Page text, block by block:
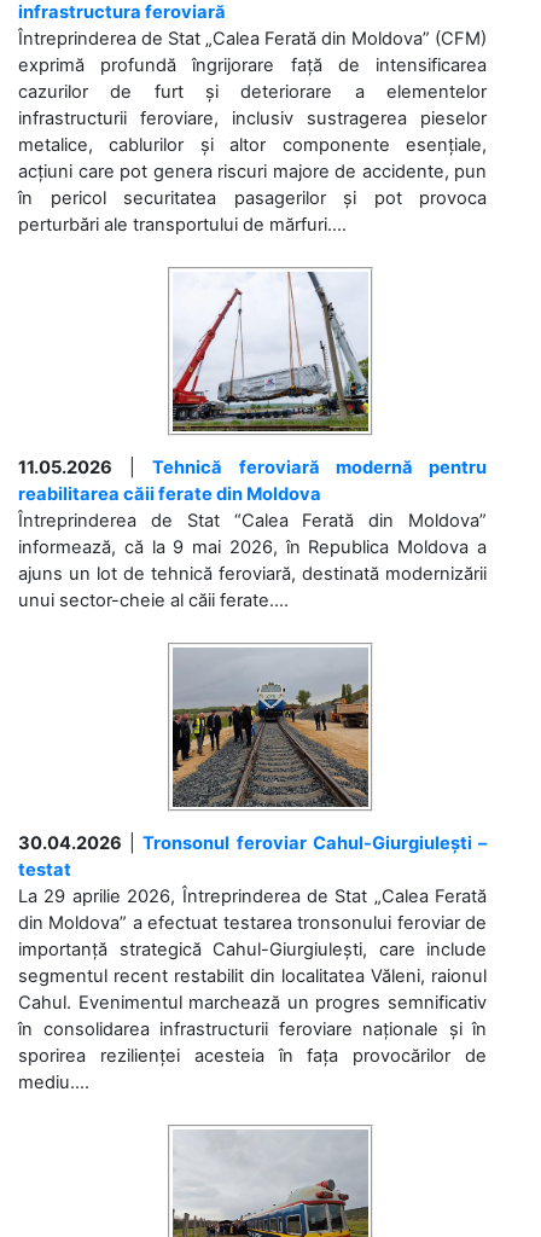
infrastructura feroviară
Întreprinderea de Stat „Calea Ferată din Moldova” (CFM)
exprimă profundă îngrijorare față de intensificarea
cazurilor de furt și deteriorare a elementelor
infrastructurii feroviare, inclusiv sustragerea pieselor
metalice, cablurilor și altor componente esențiale,
acțiuni care pot genera riscuri majore de accidente, pun
în pericol securitatea pasagerilor și pot provoca
perturbări ale transportului de mărfuri....
11.05.2026 |Tehnică feroviară modernă pentru
reabilitarea căii ferate din Moldova
Întreprinderea de Stat “Calea Ferată din Moldova”
informează, că la 9 mai 2026, în Republica Moldova a
ajuns un lot de tehnică feroviară, destinată modernizării
unui sector-cheie al căii ferate....
30.04.2026 |Tronsonul feroviar Cahul-Giurgiulești –
testat
La 29 aprilie 2026, Întreprinderea de Stat „Calea Ferată
din Moldova” a efectuat testarea tronsonului feroviar de
importanță strategică Cahul-Giurgiulești, care include
segmentul recent restabilit din localitatea Văleni, raionul
Cahul. Evenimentul marchează un progres semnificativ
în consolidarea infrastructurii feroviare naționale și în
sporirea rezilienței acesteia în fața provocărilor de
mediu....